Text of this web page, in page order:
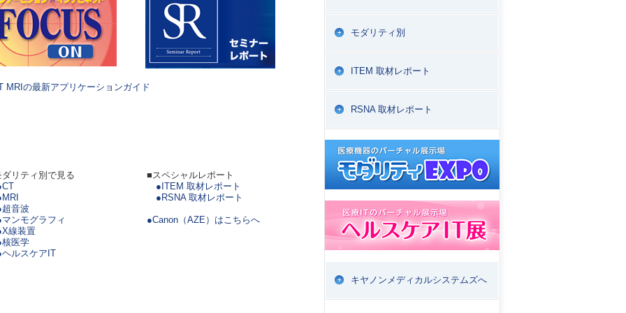
MRIの最新アプリケーションガイド
リティ別で見る
超音波
ンモグラフィ
線装置
核医学
ヘルスケアIT
■スペシャルレポート
●ITEM 取材レポート
●RSNA 取材レポート
●Canon（AZE）はこちらへ
モダリティ別
ITEM 取材レポート
RSNA 取材レポート
キヤノンメディカルシステムズへ